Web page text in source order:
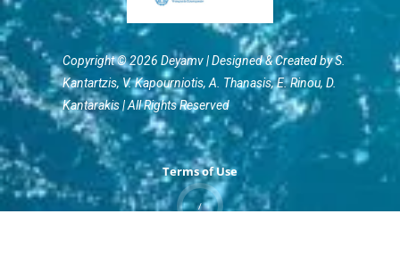
Copyright © 2026 Deyamv | Designed & Created by S.
Kantartzis, V. Kapourniotis, Α. Thanasis, E. Rinou, D.
Kantarakis | All Rights Reserved
Terms of Use
/